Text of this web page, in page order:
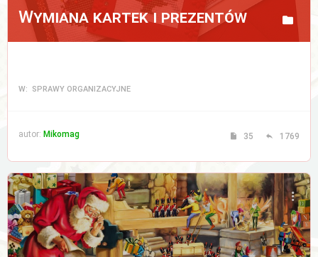
Wymiana kartek i prezentów
W: SPRAWY ORGANIZACYJNE
autor: Mikomag 35 1769